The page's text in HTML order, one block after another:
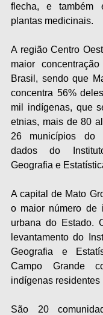
flecha, e também
plantas medicinais.
A região Centro
maior
Brasil, sendo que
concentra 56%
mil indígenas, que
etnias, mais de 80
26 municípios do
dados do
Geografia e
A capital de Mato
o maior número de
urbana do Estado.
levantamento do
Geografia e
Campo Grande
indígenas residentes
São 20